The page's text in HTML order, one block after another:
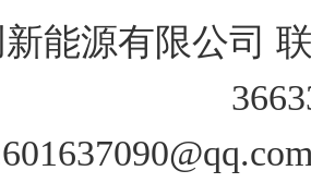
能源有限公司